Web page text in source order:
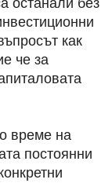
останали без
как
че за
време на
постоянни